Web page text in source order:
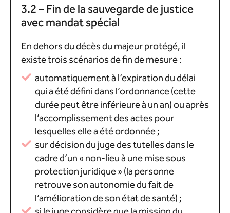
3.2 – Fin de la sauvegarde de justice
avec mandat spécial
En dehors du décès du majeur protégé, il
existe trois scénarios de fin de mesure :
automatiquement à l’expiration du délai
qui a été défini dans l’ordonnance (cette
durée peut être inférieure à un an) ou après
l’accomplissement des actes pour
lesquelles elle a été ordonnée ;
sur décision du juge des tutelles dans le
cadre d’un « non-lieu à une mise sous
protection juridique » (la personne
retrouve son autonomie du fait de
l’amélioration de son état de santé) ;